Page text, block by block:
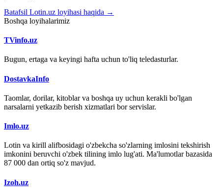
Batafsil Lotin.uz loyihasi haqida →
Boshqa loyihalarimiz
TVinfo.uz
Bugun, ertaga va keyingi hafta uchun to'liq teledasturlar.
DostavkaInfo
Taomlar, dorilar, kitoblar va boshqa uy uchun kerakli bo'lgan
narsalarni yetkazib berish xizmatlari bor servislar.
Imlo.uz
Lotin va kirill alifbosidagi o'zbekcha so'zlarning imlosini tekshirish
imkonini beruvchi o'zbek tilining imlo lug'ati. Ma'lumotlar bazasida
87 000 dan ortiq so'z mavjud.
Izoh.uz